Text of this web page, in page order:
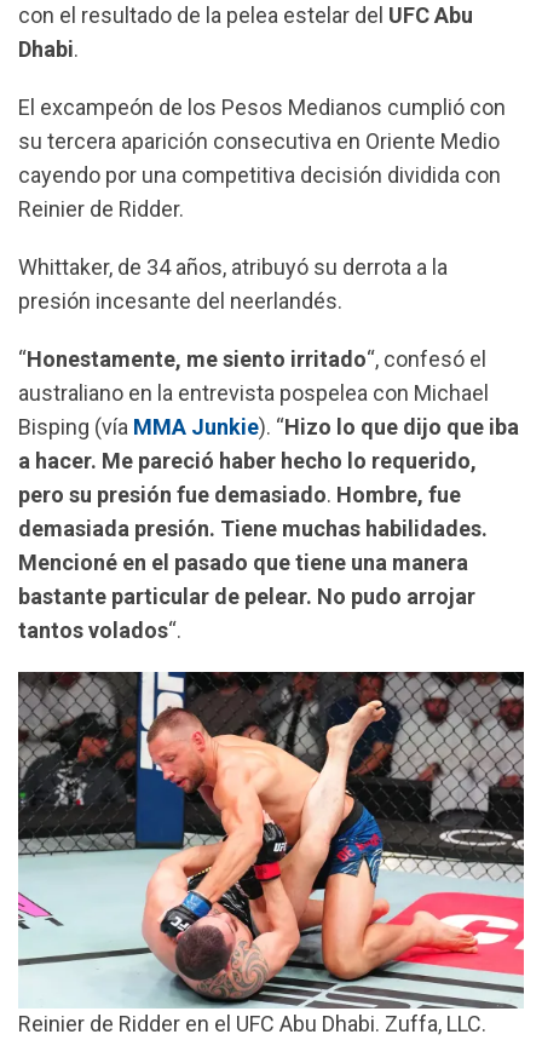
b
o
k
s
p
g
m
l
con el resultado de la pelea estelar del UFC Abu
Dhabi.
El excampeón de los Pesos Medianos cumplió con
su tercera aparición consecutiva en Oriente Medio
cayendo por una competitiva decisión dividida con
Reinier de Ridder.
Whittaker, de 34 años, atribuyó su derrota a la
presión incesante del neerlandés.
“Honestamente, me siento irritado“, confesó el
australiano en la entrevista pospelea con Michael
Bisping (vía MMA Junkie). “Hizo lo que dijo que iba
a hacer. Me pareció haber hecho lo requerido,
pero su presión fue demasiado. Hombre, fue
demasiada presión. Tiene muchas habilidades.
Mencioné en el pasado que tiene una manera
bastante particular de pelear. No pudo arrojar
tantos volados“.
Reinier de Ridder en el UFC Abu Dhabi. Zuffa, LLC.